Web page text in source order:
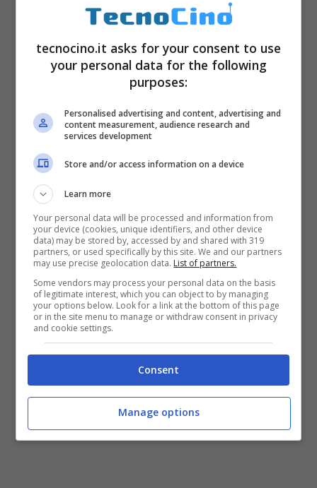
tecnocino.it asks for your consent to use
your personal data for the following
purposes:
Personalised advertising and content, advertising and
content measurement, audience research and
services development
Store and/or access information on a device
Learn more
Your personal data will be processed and information from
your device (cookies, unique identifiers, and other device
data) may be stored by, accessed by and shared with 319
partners, or used specifically by this site. We and our partners
may use precise geolocation data. List of partners.
Some vendors may process your personal data on the basis
of legitimate interest, which you can object to by managing
your options below. Look for a link at the bottom of this page
or in the site menu to manage or withdraw consent in privacy
and cookie settings.
Consent
Manage options